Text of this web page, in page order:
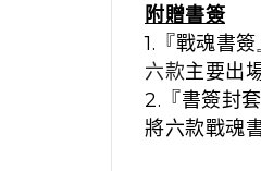
附贈書簽
1.『戰魂書簽
六款主要出
2.『書簽封套
將六款戰魂